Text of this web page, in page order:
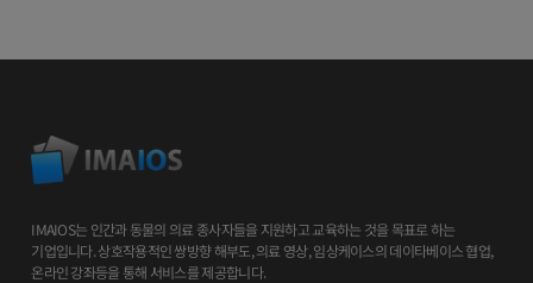
IMAIOS는 인간과 동물의 의료 종사자들을 지원하고 교육하는 것을 목표로 하는
기업입니다. 상호작용적인 쌍방향 해부도, 의료 영상, 임상케이스의 데이타베이스 협업,
온라인 강좌등을 통해 서비스를 제공합니다.